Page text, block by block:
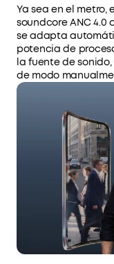
Ya sea en el metro,
soundcore ANC
se adapta
potencia de
la fuente de
de modo